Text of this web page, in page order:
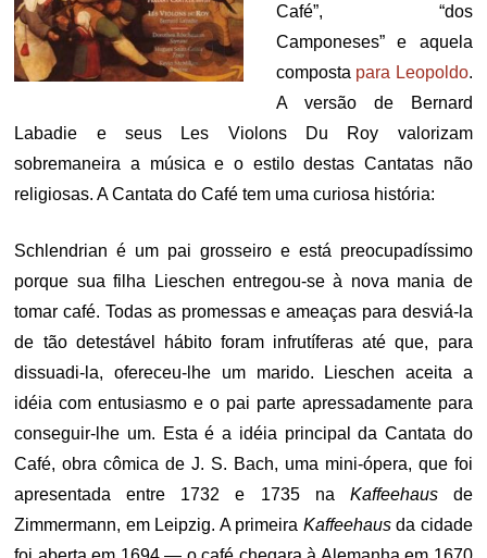
Café”, “dos
Camponeses” e aquela
composta para Leopoldo.
A versão de Bernard
Labadie e seus Les Violons Du Roy valorizam
sobremaneira a música e o estilo destas Cantatas não
religiosas. A Cantata do Café tem uma curiosa história:
Schlendrian é um pai grosseiro e está preocupadíssimo
porque sua filha Lieschen entregou-se à nova mania de
tomar café. Todas as promessas e ameaças para desviá-la
de tão detestável hábito foram infrutíferas até que, para
dissuadi-la, ofereceu-lhe um marido. Lieschen aceita a
idéia com entusiasmo e o pai parte apressadamente para
conseguir-lhe um. Esta é a idéia principal da Cantata do
Café, obra cômica de J. S. Bach, uma mini-ópera, que foi
apresentada entre 1732 e 1735 na Kaffeehausde
Zimmermann, em Leipzig. A primeira Kaffeehausda cidade